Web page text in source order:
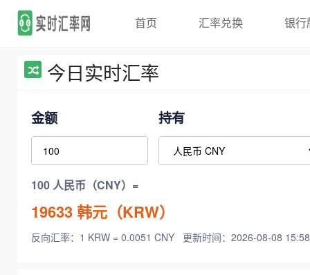
首页 汇率兑换 银行
今日实时汇率
金额 持有
100 人民币（CNY）=
19633韩元（KRW）
反向汇率：1 KRW = 0.0051 CNY 更新时间：2026-08-08